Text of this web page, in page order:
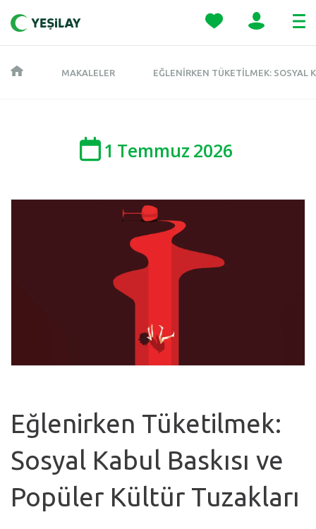
MAKALELER EĞLENIRKEN TÜKETILMEK: SOSYAL
1 Temmuz 2026
Eğlenirken Tüketilmek:
Sosyal Kabul Baskısı ve
Popüler Kültür Tuzakları